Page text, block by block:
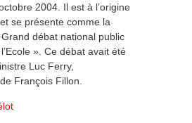
2004. Il est à l’origine
se présente comme la
débat national public
». Ce débat avait été
Luc Ferry,
François Fillon.